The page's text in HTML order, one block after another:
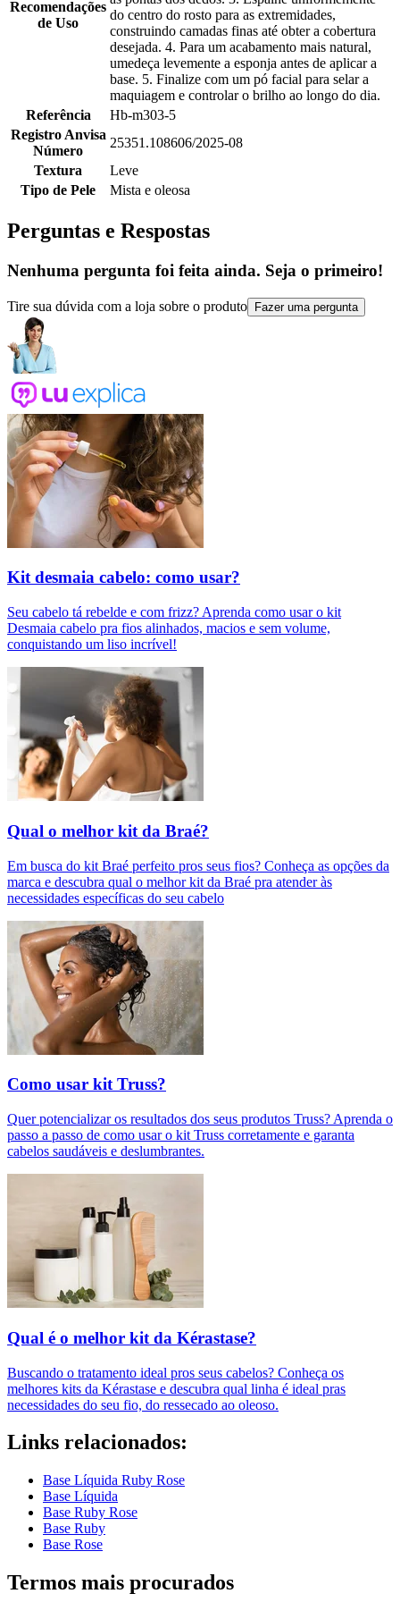
Recomendações
de Uso
do centro do rosto para as extremidades,
construindo camadas finas até obter a cobertura
desejada. 4. Para um acabamento mais natural,
umedeça levemente a esponja antes de aplicar a
base. 5. Finalize com um pó facial para selar a
maquiagem e controlar o brilho ao longo do dia.
Referência
Hb-m303-5
Registro Anvisa
Número
25351.108606/2025-08
Textura
Leve
Tipo de Pele
Mista e oleosa
Perguntas e Respostas
Nenhuma pergunta foi feita ainda. Seja o primeiro!
Tire sua dúvida com a loja sobre o produto Fazer uma pergunta
Kit desmaia cabelo: como usar?
Seu cabelo tá rebelde e com frizz? Aprenda como usar o kit
Desmaia cabelo pra fios alinhados, macios e sem volume,
conquistando um liso incrível!
Qual o melhor kit da Braé?
Em busca do kit Braé perfeito pros seus fios? Conheça as opções da
marca e descubra qual o melhor kit da Braé pra atender às
necessidades específicas do seu cabelo
Como usar kit Truss?
Quer potencializar os resultados dos seus produtos Truss? Aprenda o
passo a passo de como usar o kit Truss corretamente e garanta
cabelos saudáveis e deslumbrantes.
Qual é o melhor kit da Kérastase?
Buscando o tratamento ideal pros seus cabelos? Conheça os
melhores kits da Kérastase e descubra qual linha é ideal pras
necessidades do seu fio, do ressecado ao oleoso.
Links relacionados:
Base Líquida Ruby Rose
Base Líquida
Base Ruby Rose
Base Ruby
Base Rose
Termos mais procurados